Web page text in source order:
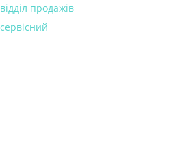
продажів